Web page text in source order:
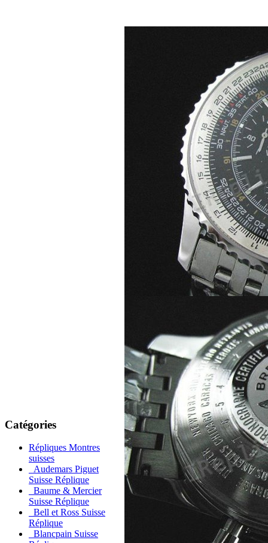
Catégories
Répliques Montres
suisses
Audemars Piguet
Suisse Réplique
Baume & Mercier
Suisse Réplique
Bell et Ross Suisse
Réplique
Blancpain Suisse